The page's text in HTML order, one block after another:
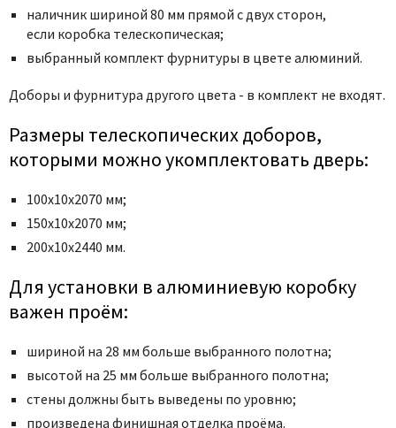
наличник шириной 80 мм прямой с двух сторон,
если коробка телескопическая;
выбранный комплект фурнитуры в цвете алюминий.
Доборы и фурнитура другого цвета - в комплект не входят.
Размеры телескопических доборов,
которыми можно укомплектовать дверь:
100х10х2070 мм;
150х10х2070 мм;
200х10х2440 мм.
Для установки в алюминиевую коробку
важен проём:
шириной на 28 мм больше выбранного полотна;
высотой на 25 мм больше выбранного полотна;
стены должны быть выведены по уровню;
произведена финишная отделка проёма.